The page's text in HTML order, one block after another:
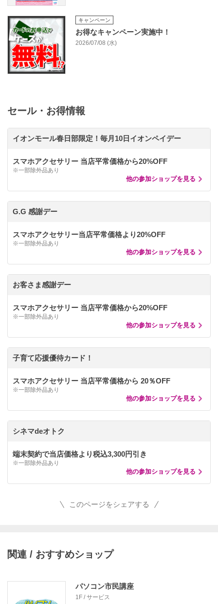
キャンペーン
お得なキャンペーン実施中！
2026/07/08 (水)
セール・お得情報
イオンモール春日部限定！毎月10日イオンペイデー
スマホアクセサリー 当店平常価格から20%OFF
※一部除外品あり
他の参加ショップを見る
G.G 感謝デー
スマホアクセサリー当店平常価格より20%OFF
※一部除外品あり
他の参加ショップを見る
お客さま感謝デー
スマホアクセサリー 当店平常価格から20%OFF
※一部除外品あり
他の参加ショップを見る
子育て応援優待カード！
スマホアクセサリー 当店平常価格から 20％OFF
※一部除外品あり
他の参加ショップを見る
シネマdeオトク
端末契約で当店価格より税込3,300円引き
※一部除外品あり
他の参加ショップを見る
このページをシェアする
関連 / おすすめショップ
パソコン市民講座
1F / サービス